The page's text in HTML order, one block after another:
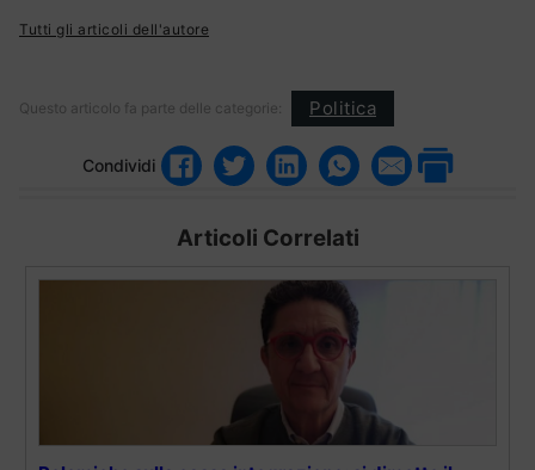
Tutti gli articoli dell'autore
Questo articolo fa parte delle categorie: Politica
Condividi
Articoli Correlati